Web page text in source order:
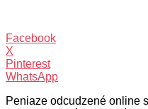
Facebook
X
Pinterest
WhatsApp
Peniaze odcudzené online